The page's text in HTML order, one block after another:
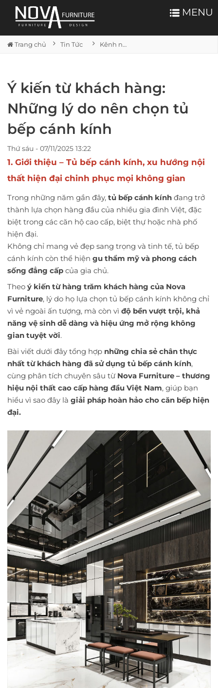
MENU
Trang chủ Tin Tức Kênh nội thất
Ý kiến từ khách hàng:
Những lý do nên chọn tủ
bếp cánh kính
Thứ sáu - 07/11/2025 13:22
1. Giới thiệu – Tủ bếp cánh kính, xu hướng nội
thất hiện đại chinh phục mọi không gian
Trong những năm gần đây, tủ bếp cánh kính đang trở
thành lựa chọn hàng đầu của nhiều gia đình Việt, đặc
biệt trong các căn hộ cao cấp, biệt thự hoặc nhà phố
hiện đại.
Không chỉ mang vẻ đẹp sang trọng và tinh tế, tủ bếp
cánh kính còn thể hiện gu thẩm mỹ và phong cách
sống đẳng cấp của gia chủ.
Theo ý kiến từ hàng trăm khách hàng của Nova
Furniture, lý do họ lựa chọn tủ bếp cánh kính không chỉ
vì vẻ ngoài ấn tượng, mà còn vì độ bền vượt trội, khả
năng vệ sinh dễ dàng và hiệu ứng mở rộng không
gian tuyệt vời.
Bài viết dưới đây tổng hợp những chia sẻ chân thực
nhất từ khách hàng đã sử dụng tủ bếp cánh kính,
cùng phân tích chuyên sâu từ Nova Furniture – thương
hiệu nội thất cao cấp hàng đầu Việt Nam, giúp bạn
hiểu vì sao đây là giải pháp hoàn hảo cho căn bếp hiện
đại.